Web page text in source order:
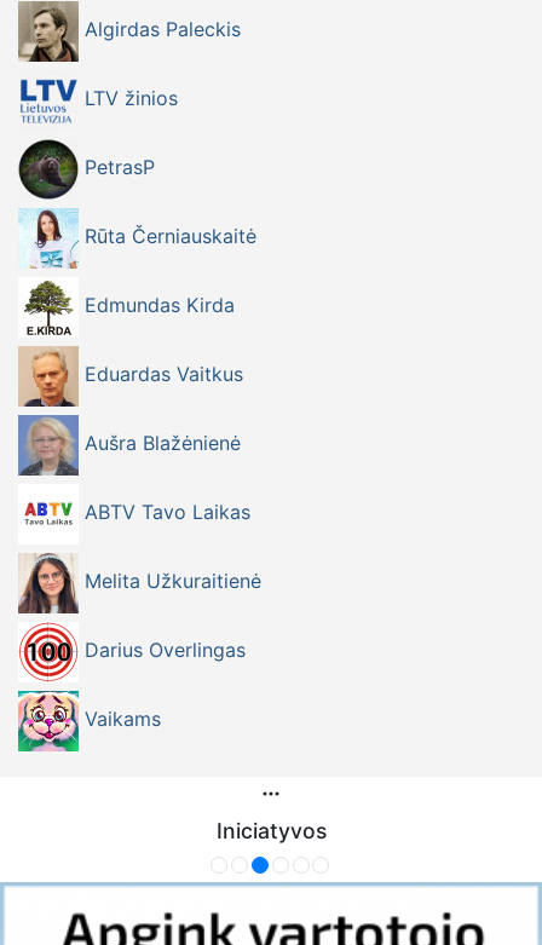
Algirdas Paleckis
LTV žinios
PetrasP
Rūta Černiauskaitė
Edmundas Kirda
Eduardas Vaitkus
Aušra Blažėnienė
ABTV Tavo Laikas
Melita Užkuraitienė
Darius Overlingas
Vaikams
Iniciatyvos